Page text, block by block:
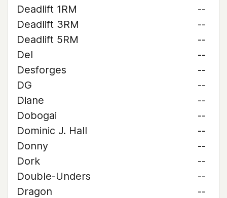
Deadlift 1RM
--
Deadlift 3RM
--
Deadlift 5RM
--
Del
--
Desforges
--
DG
--
Diane
--
Dobogai
--
Dominic J. Hall
--
Donny
--
Dork
--
Double-Unders
--
Dragon
--